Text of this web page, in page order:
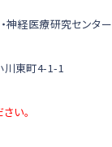
神経医療研究センター
川東町4-1-1
い。